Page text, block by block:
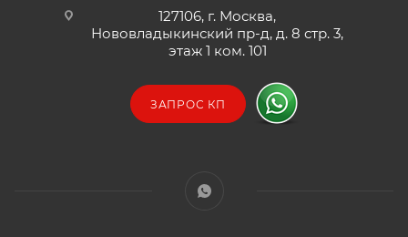
127106, г. Москва,
Нововладыкинский пр-д, д. 8 стр. 3,
этаж 1 ком. 101
ЗАПРОС КП